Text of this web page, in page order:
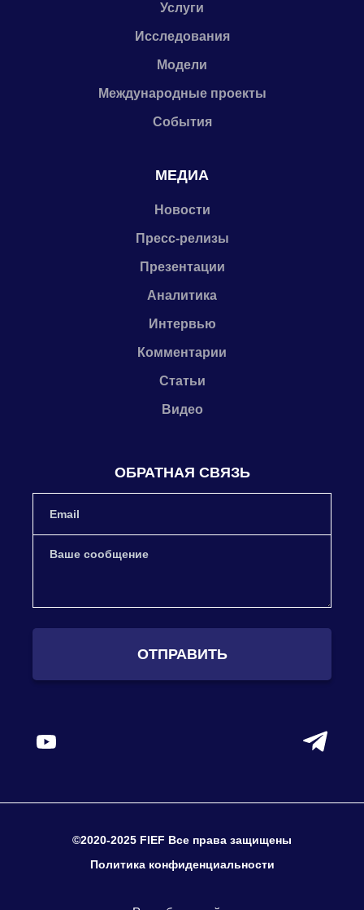
Услуги
Исследования
Модели
Международные проекты
События
МЕДИА
Новости
Пресс-релизы
Презентации
Аналитика
Интервью
Комментарии
Статьи
Видео
ОБРАТНАЯ СВЯЗЬ
ОТПРАВИТЬ
©2020-2025 FIEF Все права защищены
Политика конфиденциальности